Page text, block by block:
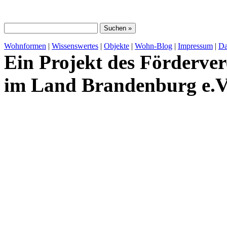
Wohnformen | Wissenswertes | Objekte | Wohn-Blog | Impressum |
Ein Projekt des
im Land Brandenburg